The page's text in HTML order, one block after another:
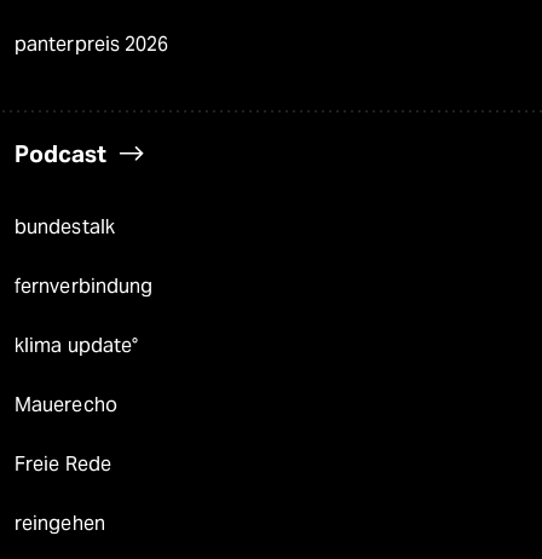
panterpreis 2026
Podcast
bundestalk
fernverbindung
klima update°
Mauerecho
Freie Rede
reingehen